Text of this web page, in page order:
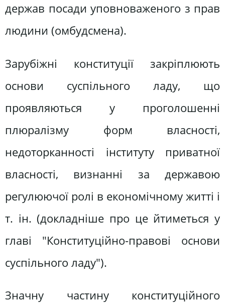
держав посади уповноваженого з прав
людини (омбудсмена).
Зарубіжні конституції закріплюють
основи суспільного ладу, що
проявляються у проголошенні
плюралізму форм власності,
недоторканності інституту приватної
власності, визнанні за державою
регулюючої ролі в економічному житті і
т. ін. (докладніше про це йтиметься у
главі "Конституційно-правові основи
суспільного ладу").
Значну частину конституційного